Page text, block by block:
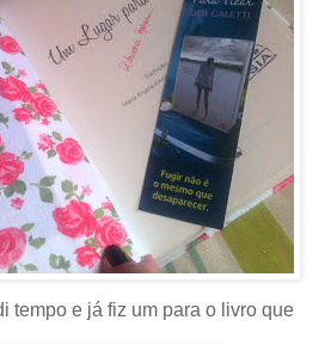
tempo e já fiz um para o livro que